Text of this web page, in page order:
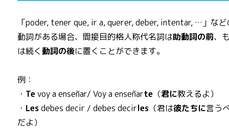
「poder, tener que, ir a, querer, deber, intentar, …」な
動詞がある場合、間接目的格人称代名詞は助動詞の前、
は続く動詞の後に置くことができます。
例：
・ Tevoy a enseñar/ Voy a enseñarte （君に教えるよ）
・ Lesdebes decir / debes decirles （君は彼たちに言う
だよ）